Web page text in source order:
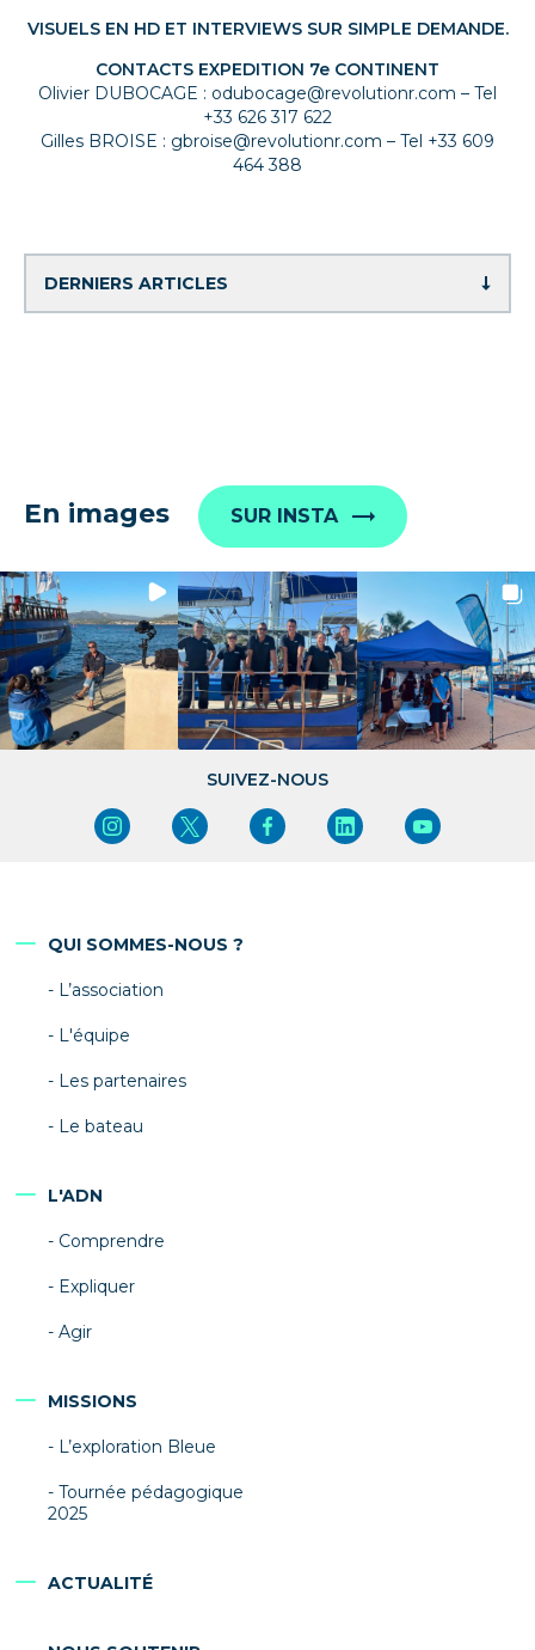
VISUELS EN HD ET INTERVIEWS SUR SIMPLE DEMANDE.
CONTACTS EXPEDITION 7e CONTINENT
Olivier DUBOCAGE : odubocage@revolutionr.com – Tel
+33 626 317 622
Gilles BROISE : gbroise@revolutionr.com – Tel +33 609
464 388
En images SUR INSTA
SUIVEZ-NOUS
QUI SOMMES-NOUS ?
L’association
L'équipe
Les partenaires
Le bateau
L'ADN
Comprendre
Expliquer
Agir
MISSIONS
L’exploration Bleue
Tournée pédagogique
2025
ACTUALITÉ